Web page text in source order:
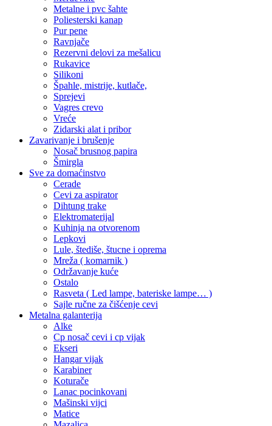
Metalne i pvc šahte
Poliesterski kanap
Pur pene
Ravnjače
Rezervni delovi za mešalicu
Rukavice
Silikoni
Špahle, mistrije, kutlače,
Sprejevi
Vagres crevo
Vreće
Zidarski alat i pribor
Zavarivanje i brušenje
Nosač brusnog papira
Šmirgla
Sve za domaćinstvo
Cerade
Cevi za aspirator
Dihtung trake
Elektromaterijal
Kuhinja na otvorenom
Lepkovi
Lule, štediše, štucne i oprema
Mreža ( komarnik )
Održavanje kuće
Ostalo
Rasveta ( Led lampe, bateriske lampe… )
Sajle ručne za čišćenje cevi
Metalna galanterija
Alke
Cp nosač cevi i cp vijak
Ekseri
Hangar vijak
Karabiner
Koturače
Lanac pocinkovani
Mašinski vijci
Matice